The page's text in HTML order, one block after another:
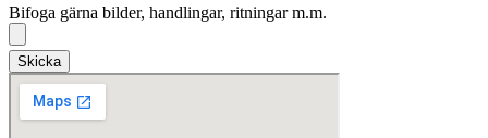
Bifoga gärna bilder, handlingar, ritningar m.m.
Skicka